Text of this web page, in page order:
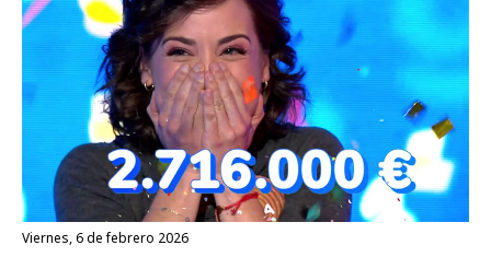
viernes, 6 de febrero 2026